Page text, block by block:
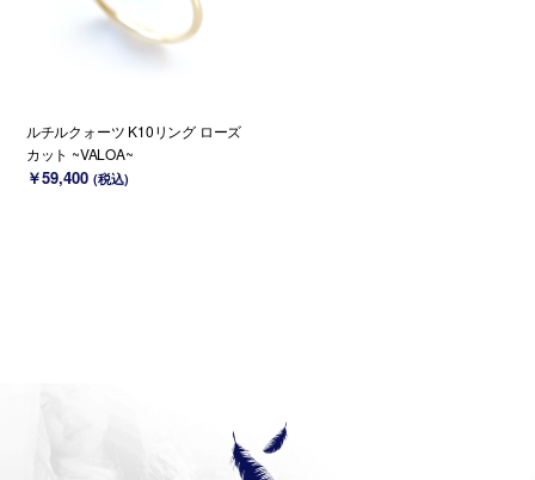
ルチルクォーツ K10リング ローズ
カット ~VALOA~
￥59,400 (税込)